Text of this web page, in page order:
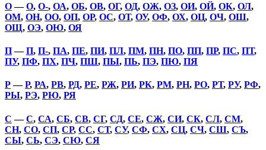
О—О, О-, ОА, ОБ, ОВ, ОГ, ОД, ОЖ, ОЗ, ОИ, ОЙ, ОК, ОЛ,
ОМ, ОН, ОО, ОП, ОР, ОС, ОТ, ОУ, ОФ, ОХ, ОЦ, ОЧ, ОШ,
ОЩ, ОЭ, ОЮ, ОЯ
П—П, П-, ПА, ПЕ, ПИ, ПЛ, ПМ, ПН, ПО, ПП, ПР, ПС, ПТ,
ПУ, ПФ, ПХ, ПЧ, ПШ, ПЫ, ПЬ, ПЭ, ПЮ, ПЯ
Р—Р, РА, РВ, РД, РЕ, РЖ, РИ, РК, РМ, РН, РО, РТ, РУ, РФ,
РЫ, РЭ, РЮ, РЯ
С —С, СА, СБ, СВ, СГ, СД, СЕ, СЖ, СИ, СК, СЛ, СМ,
СН, СО, СП, СР, СС, СТ, СУ, СФ, СХ, СЦ, СЧ, СШ, СЪ,
СЫ, СЬ, СЭ, СЮ, СЯ